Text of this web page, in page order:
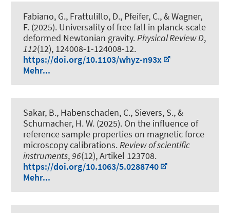
Fabiano, G., Frattulillo, D., Pfeifer, C., & Wagner,
F. (2025). Universality of free fall in planck-scale
deformed Newtonian gravity.Physical Review D,
112(12), 124008-1-124008-12.
https://doi.org/10.1103/whyz-n93x
Mehr...
Sakar, B., Habenschaden, C., Sievers, S., &
Schumacher, H. W. (2025). On the influence of
reference sample properties on magnetic force
microscopy calibrations.Review of scientific
instruments,96(12), Artikel 123708.
https://doi.org/10.1063/5.0288740
Mehr...